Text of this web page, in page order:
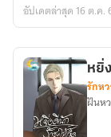
อัปเดตล่าสุด 16 ต.ค.
หยิ่
รักห
ฝันห